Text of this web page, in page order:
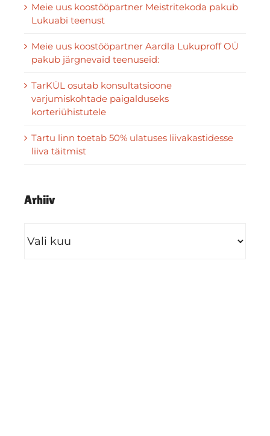
Meie uus koostööpartner Meistritekoda pakub
Lukuabi teenust
Meie uus koostööpartner Aardla Lukuproff OÜ
pakub järgnevaid teenuseid:
TarKÜL osutab konsultatsioone
varjumiskohtade paigalduseks
korteriühistutele
Tartu linn toetab 50% ulatuses liivakastidesse
liiva täitmist
Arhiiv